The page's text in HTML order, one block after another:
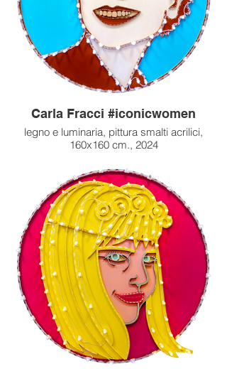
Carla Fracci #iconicwomen
legno e luminaria, pittura smalti acrilici,
160x160 cm., 2024